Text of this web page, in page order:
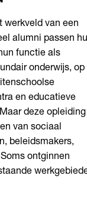
werkveld van een
alumni passen
functie als
onderwijs, op
en educatieve
deze opleiding
van sociaal
beleidsmakers,
ontginnen